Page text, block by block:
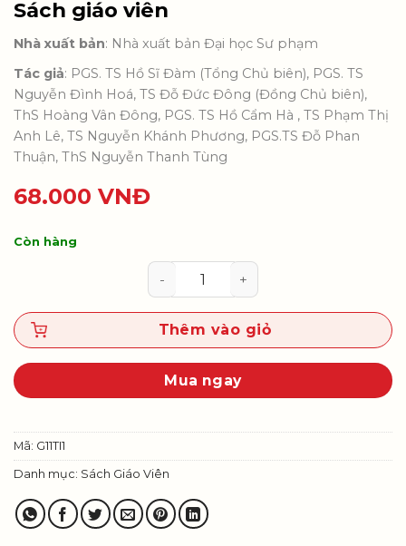
Sách giáo viên
Nhà xuất bản: Nhà xuất bản Đại học Sư phạm
Tác giả: PGS. TS Hồ Sĩ Đàm (Tổng Chủ biên), PGS. TS
Nguyễn Đình Hoá, TS Đỗ Đức Đông (Đồng Chủ biên),
ThS Hoàng Vân Đông, PGS. TS Hồ Cẩm Hà , TS Phạm Thị
Anh Lê, TS Nguyễn Khánh Phương, PGS.TS Đỗ Phan
Thuận, ThS Nguyễn Thanh Tùng
68.000 VNĐ
Còn hàng
Tin học 11 (Khoa học máy tính)
Thêm vào giỏ
Mua ngay
Mã: G11TI1
Danh mục: Sách Giáo Viên